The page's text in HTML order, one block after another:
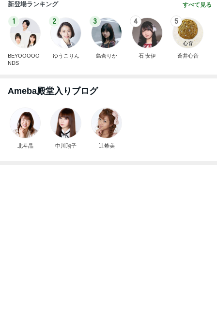
新登場ランキング すべて見る
1
BEYOOOOO
NDS
2
ゆうこりん
3
島倉りか
4
石 安伊
5
蒼井心音
Ameba殿堂入りブログ
北斗晶 中川翔子 辻希美